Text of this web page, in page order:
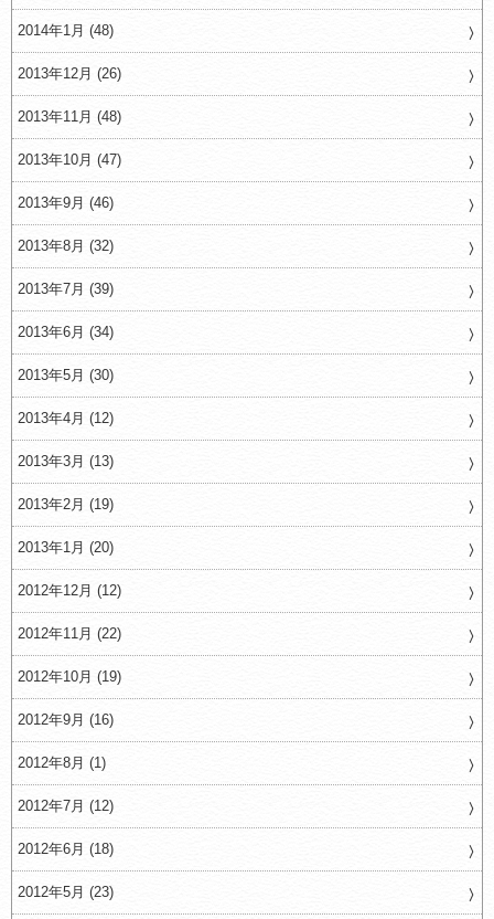
2014年1月 (48)
2013年12月 (26)
2013年11月 (48)
2013年10月 (47)
2013年9月 (46)
2013年8月 (32)
2013年7月 (39)
2013年6月 (34)
2013年5月 (30)
2013年4月 (12)
2013年3月 (13)
2013年2月 (19)
2013年1月 (20)
2012年12月 (12)
2012年11月 (22)
2012年10月 (19)
2012年9月 (16)
2012年8月 (1)
2012年7月 (12)
2012年6月 (18)
2012年5月 (23)